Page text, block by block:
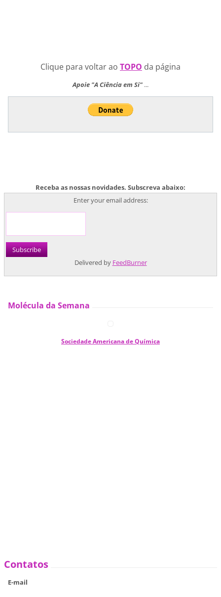
Clique para voltar ao TOPO da página
Apoie "A Ciência em Si" ...
Receba as nossas novidades. Subscreva abaixo:
Enter your email address:
Delivered by FeedBurner
Molécula da Semana
Sociedade Americana de Química
Contatos
E-mail